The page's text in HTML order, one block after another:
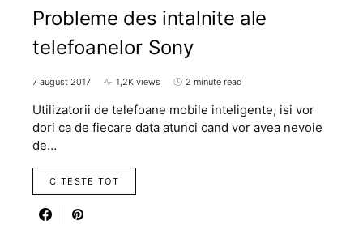
Probleme des intalnite ale
telefoanelor Sony
7 august 2017 1,2K views 2 minute read
Utilizatorii de telefoane mobile inteligente, isi vor
dori ca de fiecare data atunci cand vor avea nevoie
de…
CITESTE TOT